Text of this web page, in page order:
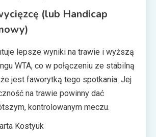
(lub Handicap
lepsze wyniki na trawie i wyższą
WTA, co w połączeniu ze stabilną
jest faworytką tego spotkania. Jej
na trawie powinny dać
kontrolowanym meczu.
Kostyuk